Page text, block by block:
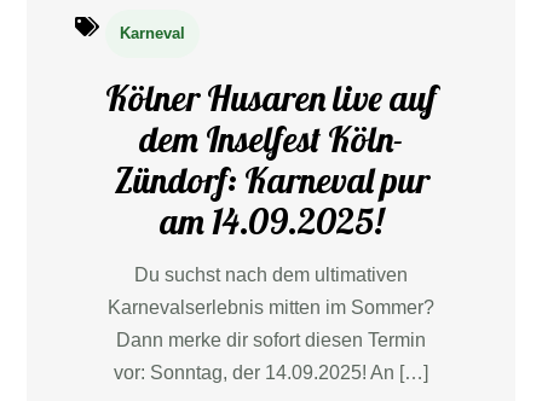
Karneval
Kölner Husaren live auf
dem Inselfest Köln-
Zündorf: Karneval pur
am 14.09.2025!
Du suchst nach dem ultimativen
Karnevalserlebnis mitten im Sommer?
Dann merke dir sofort diesen Termin
vor: Sonntag, der 14.09.2025! An […]